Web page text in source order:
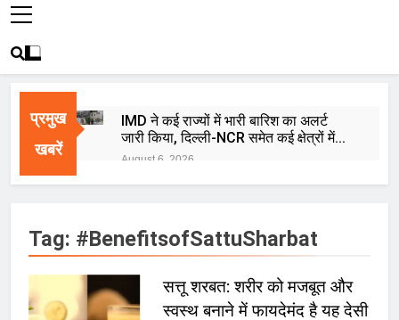
प्रमुख
खबरें
IMD ने कई राज्यों में भारी बारिश का अलर्ट
जारी किया, दिल्ली-NCR समेत कई क्षेत्रों में
जलभराव और बाढ़ की आशंका
August 6, 2026
राष्ट्रीय हथकरघा दिवस की तैयारियाँ तेज़,
देशभर में बुनकरों और हस्तशिल्प प्रदर्शनियों का
होगा आयोजन
August 5, 2026
IMD ने मध्य प्रदेश, असम और केरल के लिए
रेड अलर्ट जारी किया, कई राज्यों में भारी बारिश
Tag: #BenefitsofSattuSharbat
सत्तू शरबत: शरीर को मजबूत और
स्वस्थ बनाने में फायदेमंद है यह देसी